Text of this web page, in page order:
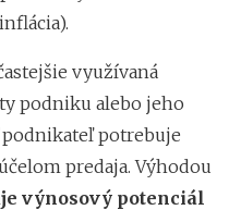
využívaná
podniku alebo jeho
podnikateľ potrebuje
predaja. Výhodou
výnosový potenciál